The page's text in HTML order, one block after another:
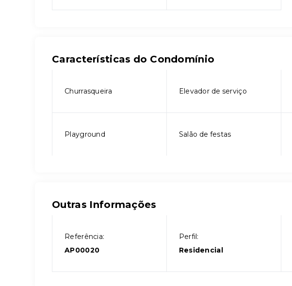
Características do Condomínio
Churrasqueira Elevador de serviço
Playground Salão de festas
Outras Informações
Referência:
AP00020
Perfil:
Residencial